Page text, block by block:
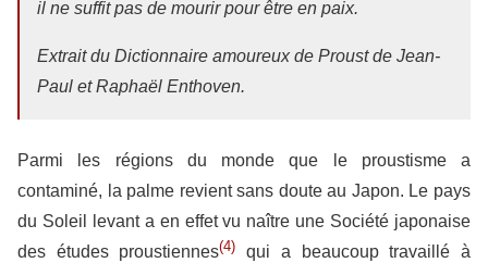
il ne suffit pas de mourir pour être en paix.
Extrait du Dictionnaire amoureux de Proustde Jean-
Paul et Raphaël Enthoven.
Parmi les régions du monde que le proustisme a
contaminé, la palme revient sans doute au Japon. Le pays
du Soleil levant a en effet vu naître une Société japonaise
des études proustiennes(4) qui a beaucoup travaillé à